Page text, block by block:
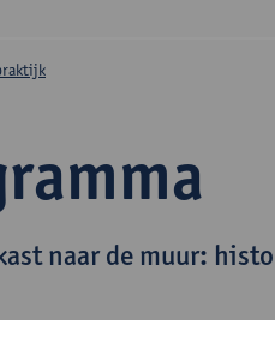
naar de muur: